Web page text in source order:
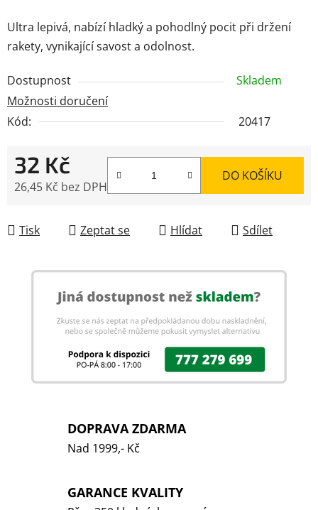
Ultra lepivá, nabízí hladký a pohodlný pocit při držení
rakety, vynikající savost a odolnost.
Dostupnost
Skladem
Možnosti doručení
Kód:
20417
32 Kč
26,45 Kč bez DPH
DO KOŠÍKU
Tisk Zeptat se Hlídat Sdílet
DOPRAVA ZDARMA
Nad 1999,- Kč
GARANCE KVALITY